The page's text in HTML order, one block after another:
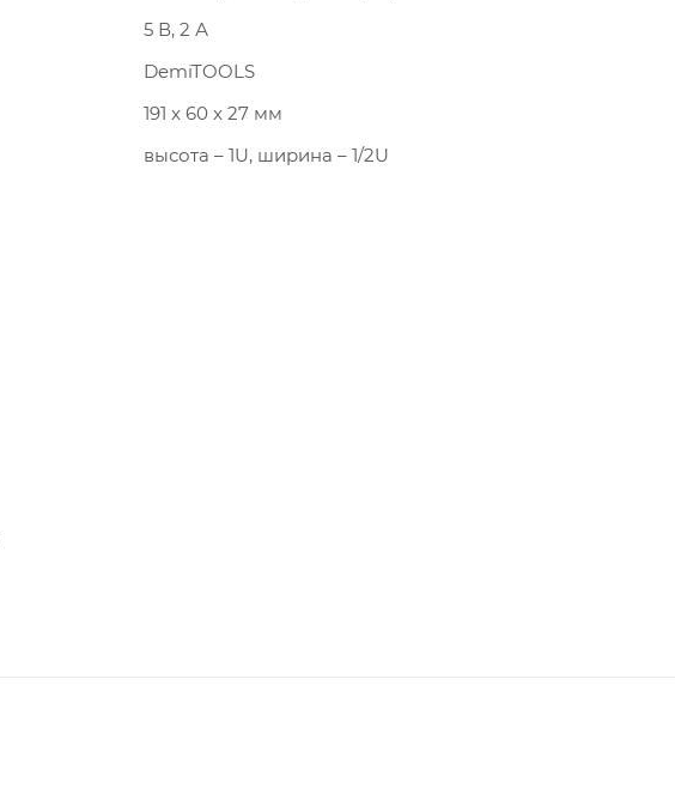
5 В, 2 А
DemiTOOLS
191 x 60 x 27 мм
высота – 1U, ширина – 1/2U